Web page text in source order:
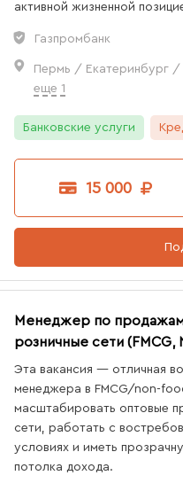
2
активной жизненной
Газпромбанк
Пермь / Екатеринбург
еще 1
Банковские услуги
15 000
Менеджер по
розничные сети (FMCG,
Эта вакансия — отличная
менеджера в FMCG/non-
масштабировать оптовые
сети, работать с
условиях и иметь
потолка дохода.